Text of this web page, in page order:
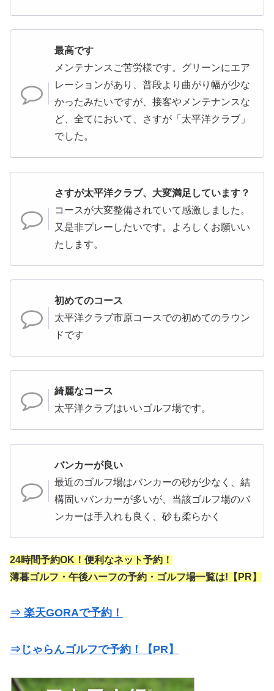
最高です
メンテナンスご苦労様です。グリーンにエア
レーションがあり、普段より曲がり幅が少な
かったみたいですが、接客やメンテナンスな
ど、全てにおいて、さすが「太平洋クラブ」
でした。
さすが太平洋クラブ、大変満足しています？
コースが大変整備されていて感激しました。
又是非プレーしたいです。よろしくお願いい
たします。
初めてのコース
太平洋クラブ市原コースでの初めてのラウン
ドです
綺麗なコース
太平洋クラブはいいゴルフ場です。
バンカーが良い
最近のゴルフ場はバンカーの砂が少なく、結
構固いバンカーが多いが、当該ゴルフ場のバ
ンカーは手入れも良く、砂も柔らかく
24時間予約OK！便利なネット予約！
薄暮ゴルフ・午後ハーフの予約・ゴルフ場一覧は!【PR】
⇒ 楽天GORAで予約！
⇒じゃらんゴルフで予約！【PR】